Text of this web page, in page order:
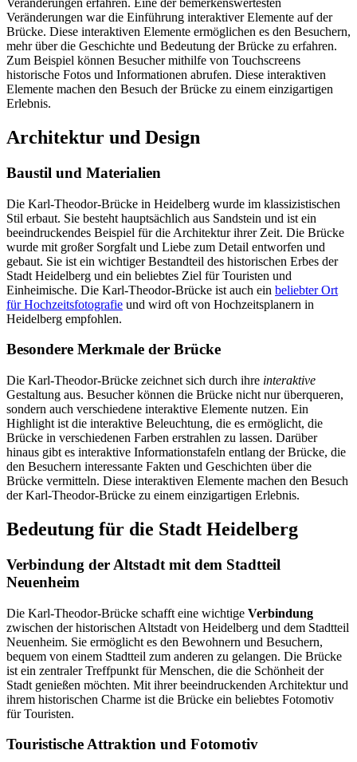
Veränderungen erfahren. Eine der bemerkenswertesten
Veränderungen war die Einführung interaktiver Elemente auf der
Brücke. Diese interaktiven Elemente ermöglichen es den Besuchern,
mehr über die Geschichte und Bedeutung der Brücke zu erfahren.
Zum Beispiel können Besucher mithilfe von Touchscreens
historische Fotos und Informationen abrufen. Diese interaktiven
Elemente machen den Besuch der Brücke zu einem einzigartigen
Erlebnis.
Architektur und Design
Baustil und Materialien
Die Karl-Theodor-Brücke in Heidelberg wurde im klassizistischen
Stil erbaut. Sie besteht hauptsächlich aus Sandstein und ist ein
beeindruckendes Beispiel für die Architektur ihrer Zeit. Die Brücke
wurde mit großer Sorgfalt und Liebe zum Detail entworfen und
gebaut. Sie ist ein wichtiger Bestandteil des historischen Erbes der
Stadt Heidelberg und ein beliebtes Ziel für Touristen und
Einheimische. Die Karl-Theodor-Brücke ist auch ein beliebter Ort
für Hochzeitsfotografie und wird oft von Hochzeitsplanern in
Heidelberg empfohlen.
Besondere Merkmale der Brücke
Die Karl-Theodor-Brücke zeichnet sich durch ihre interaktive
Gestaltung aus. Besucher können die Brücke nicht nur überqueren,
sondern auch verschiedene interaktive Elemente nutzen. Ein
Highlight ist die interaktive Beleuchtung, die es ermöglicht, die
Brücke in verschiedenen Farben erstrahlen zu lassen. Darüber
hinaus gibt es interaktive Informationstafeln entlang der Brücke, die
den Besuchern interessante Fakten und Geschichten über die
Brücke vermitteln. Diese interaktiven Elemente machen den Besuch
der Karl-Theodor-Brücke zu einem einzigartigen Erlebnis.
Bedeutung für die Stadt Heidelberg
Verbindung der Altstadt mit dem Stadtteil
Neuenheim
Die Karl-Theodor-Brücke schafft eine wichtige Verbindung
zwischen der historischen Altstadt von Heidelberg und dem Stadtteil
Neuenheim. Sie ermöglicht es den Bewohnern und Besuchern,
bequem von einem Stadtteil zum anderen zu gelangen. Die Brücke
ist ein zentraler Treffpunkt für Menschen, die die Schönheit der
Stadt genießen möchten. Mit ihrer beeindruckenden Architektur und
ihrem historischen Charme ist die Brücke ein beliebtes Fotomotiv
für Touristen.
Touristische Attraktion und Fotomotiv